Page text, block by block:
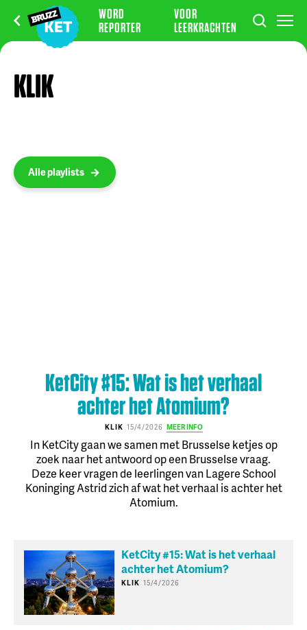
WORD
REPORTER
VOOR
LEERKRACHTEN
KLIK
Alle playlists
KetCity #15: Wat is het verhaal
achter het Atomium?
KLIK 15/4/2026 MEER INFO
In KetCity gaan we samen met Brusselse ketjes op
zoek naar het antwoord op een Brusselse vraag.
Deze keer vragen de leerlingen van Lagere School
Koninging Astrid zich af wat het verhaal is achter het
Atomium.
KetCity #15: Wat is het verhaal
achter het Atomium?
KLIK 15/4/2026